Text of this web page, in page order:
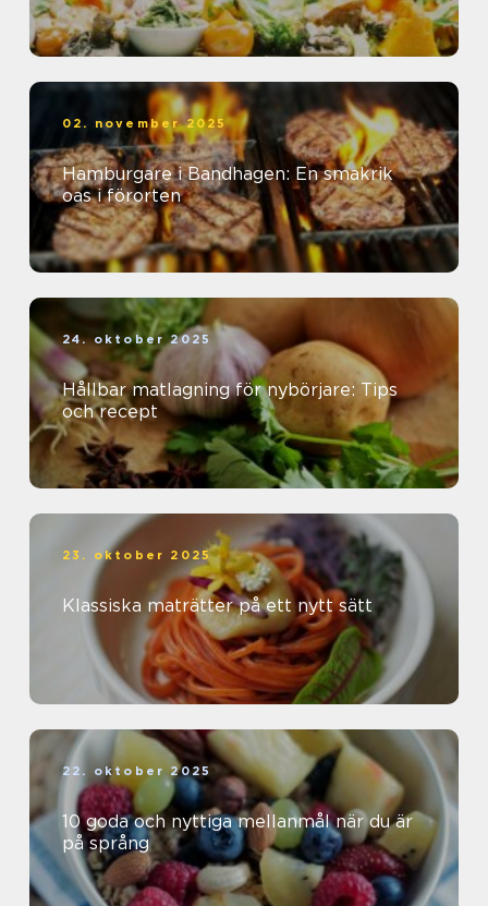
02. november 2025
Hamburgare i Bandhagen: En smakrik
oas i förorten
24. oktober 2025
Hållbar matlagning för nybörjare: Tips
och recept
23. oktober 2025
Klassiska maträtter på ett nytt sätt
22. oktober 2025
10 goda och nyttiga mellanmål när du är
på språng